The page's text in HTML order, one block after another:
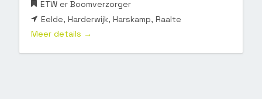
ETW er Boomverzorger
Eelde Harderwijk Harskamp Raalte
Meer details